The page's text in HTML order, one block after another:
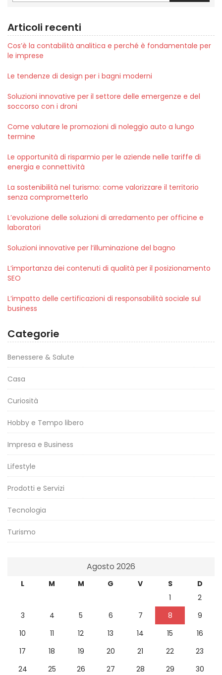
Articoli recenti
Cos’è la contabilità analitica e perché è fondamentale per
le imprese
Le tendenze di design per i bagni moderni
Soluzioni innovative per il settore delle emergenze e del
soccorso con i droni
Come valutare le promozioni di noleggio auto a lungo
termine
Le opportunità di risparmio per le aziende nelle tariffe di
energia e connettività
La sostenibilità nel turismo: come valorizzare il territorio
senza comprometterlo
L’evoluzione delle soluzioni di arredamento per officine e
laboratori
Soluzioni innovative per l’illuminazione del bagno
L’importanza dei contenuti di qualità per il posizionamento
SEO
L’impatto delle certificazioni di responsabilità sociale sul
business
Categorie
Benessere & Salute
Casa
Curiosità
Hobby e Tempo libero
Impresa e Business
Lifestyle
Prodotti e Servizi
Tecnologia
Turismo
Agosto 2026
L M M G V S
D
1
2
3
4 5 6 7 8
9
10
11 12 13 14 15
16
17
18 19 20 21 22
23
24
25 26 27 28 29 30